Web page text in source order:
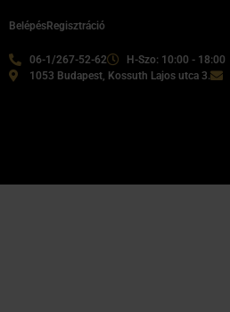
06-1/267-52-62
H-Szo: 10:00 - 18:00
1053 Budapest, Kossuth Lajos utca 3.
BelépésRegisztráció